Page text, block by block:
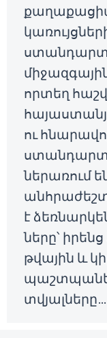
որտեղ
ու
ներառում
է
ները՝
թվային և
տվյալները…